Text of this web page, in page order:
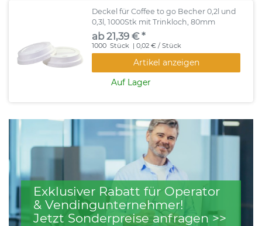
Deckel für Coffee to go Becher 0,2l und
0,3l, 1000Stk mit Trinkloch, 80mm
ab 21,39 € *
1000 Stück | 0,02 € / Stück
Artikel anzeigen
Auf Lager
Exklusiver Rabatt für Operator
& Vendingunternehmer!
Jetzt Sonderpreise anfragen >>